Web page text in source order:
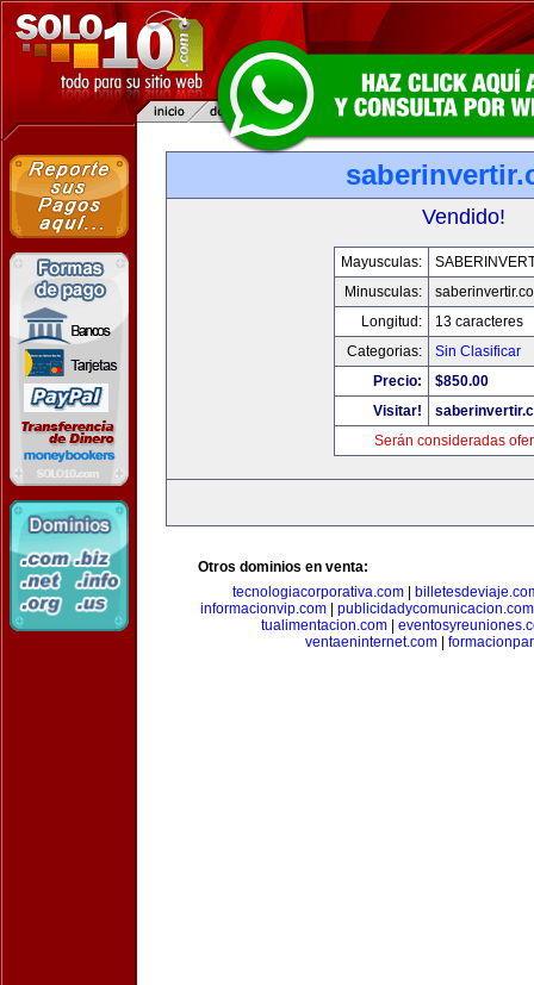
Vendido!
Mayusculas:
Minusculas:
Longitud:
13 caracteres
Categorias:
Sin Clasificar
Precio:
$850.00
Visitar!
Serán consideradas
Otros dominios en venta:
tecnologiacorporativa.com|
informacionvip.com| publicidadycomunicacion.com
tualimentacion.com
ventaeninternet.com|